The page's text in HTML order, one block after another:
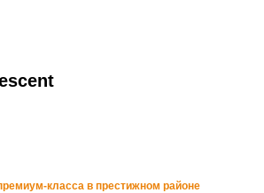
класса в престижном районе